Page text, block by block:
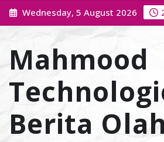
Skip
to
Wednesday, 5 August 2026
Mahmood
Berita